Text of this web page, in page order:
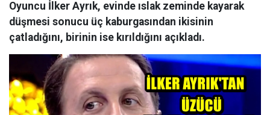
Oyuncu İlker Ayrık, evinde ıslak zeminde kayarak
düşmesi sonucu üç kaburgasından ikisinin
çatladığını, birinin ise kırıldığını açıkladı.